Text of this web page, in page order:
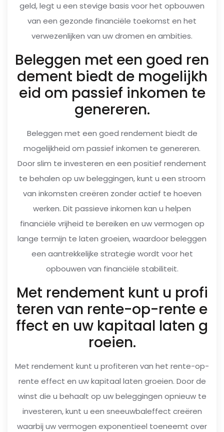
geld, legt u een stevige basis voor het opbouwen
van een gezonde financiële toekomst en het
verwezenlijken van uw dromen en ambities.
Beleggen met een goed ren
dement biedt de mogelijkh
eid om passief inkomen te
genereren.
Beleggen met een goed rendement biedt de
mogelijkheid om passief inkomen te genereren.
Door slim te investeren en een positief rendement
te behalen op uw beleggingen, kunt u een stroom
van inkomsten creëren zonder actief te hoeven
werken. Dit passieve inkomen kan u helpen
financiële vrijheid te bereiken en uw vermogen op
lange termijn te laten groeien, waardoor beleggen
een aantrekkelijke strategie wordt voor het
opbouwen van financiële stabiliteit.
Met rendement kunt u profi
teren van rente-op-rente e
ffect en uw kapitaal laten g
roeien.
Met rendement kunt u profiteren van het rente-op-
rente effect en uw kapitaal laten groeien. Door de
winst die u behaalt op uw beleggingen opnieuw te
investeren, kunt u een sneeuwbaleffect creëren
waarbij uw vermogen exponentieel toeneemt over